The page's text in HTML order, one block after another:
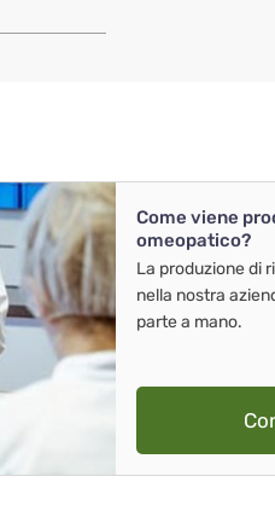
Come viene
omeopatico?
La produzione di
nella nostra
parte a mano.